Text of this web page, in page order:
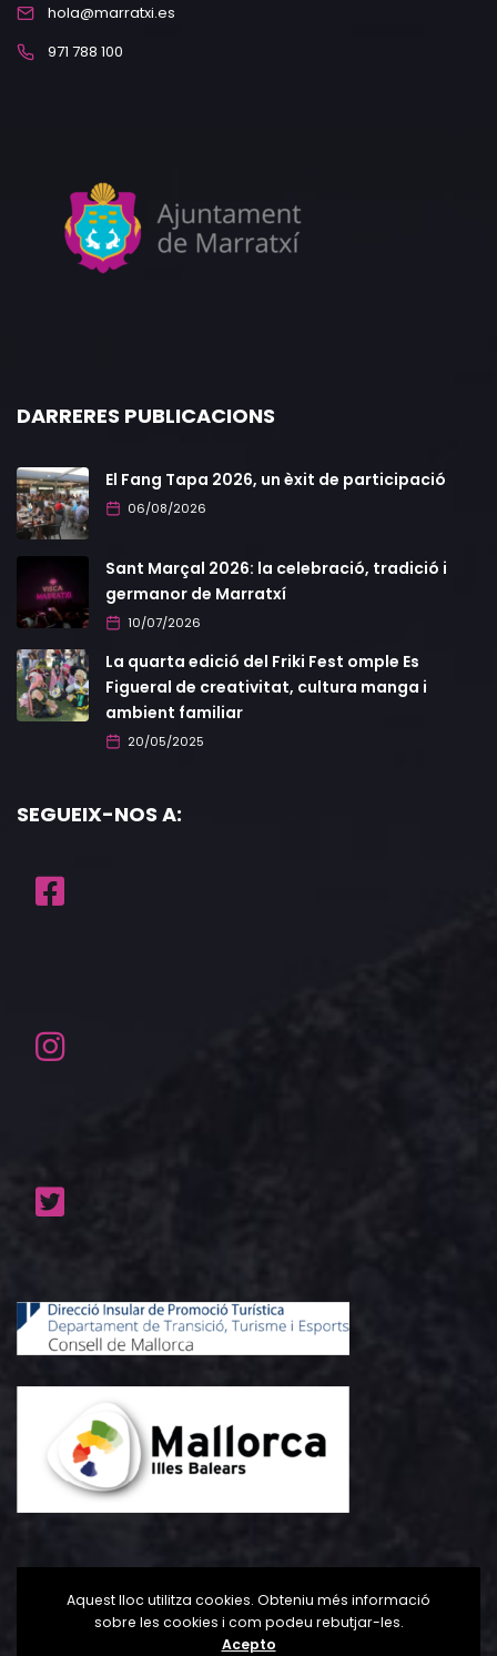
hola@marratxi.es
971 788 100
DARRERES PUBLICACIONS
El Fang Tapa 2026, un èxit de participació
06/08/2026
Sant Marçal 2026: la celebració, tradició i
germanor de Marratxí
10/07/2026
La quarta edició del Friki Fest omple Es
Figueral de creativitat, cultura manga i
ambient familiar
20/05/2025
SEGUEIX-NOS A:
Aquest lloc utilitza cookies. Obteniu més informació
sobre les cookies i com podeu rebutjar-les.
Acepto